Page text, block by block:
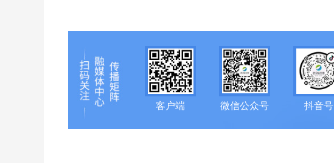
客户端 微信公众号 抖音号